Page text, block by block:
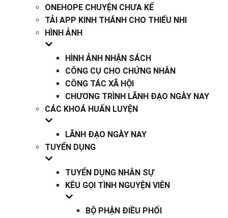
ONEHOPE CHUYỆN CHƯA KỂ
TẢI APP KINH THÁNH CHO THIẾU NHI
HÌNH ẢNH
HÌNH ẢNH NHẬN SÁCH
CÔNG CỤ CHO CHỨNG NHÂN
CÔNG TÁC XÃ HỘI
CHƯƠNG TRÌNH LÃNH ĐẠO NGÀY NAY
CÁC KHOÁ HUẤN LUYỆN
LÃNH ĐẠO NGÀY NAY
TUYỂN DỤNG
TUYỂN DỤNG NHÂN SỰ
KÊU GỌI TÌNH NGUYỆN VIÊN
BỘ PHẬN ĐIỀU PHỐI